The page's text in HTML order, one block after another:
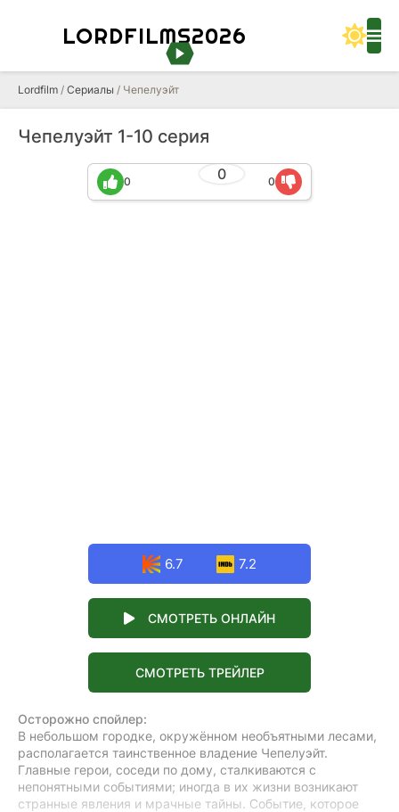
LORDFILMS2026
Lordfilm / Сериалы / Чепелуэйт
Чепелуэйт 1-10 серия
0
0 0
6.7 7.2
СМОТРЕТЬ ОНЛАЙН
СМОТРЕТЬ ТРЕЙЛЕР
Осторожно спойлер:
В небольшом городке, окружённом необъятными лесами,
располагается таинственное владение Чепелуэйт.
Главные герои, соседи по дому, сталкиваются с
непонятными событиями; иногда в их жизни возникают
странные явления и мрачные тайны. Событие, которое